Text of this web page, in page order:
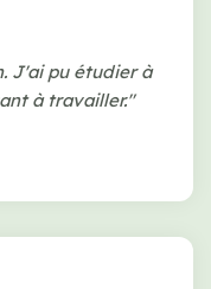
J'ai pu étudier à
à travailler."